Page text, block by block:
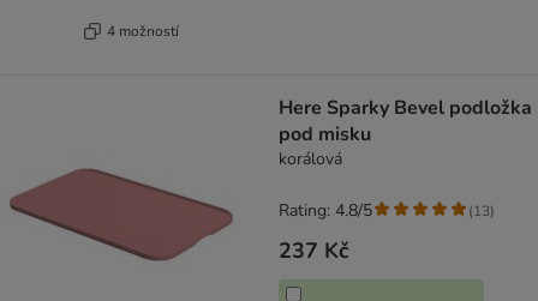
4 možností
Here Sparky Bevel podložka
pod misku
korálová
237 Kč
Rating: 4.8/5 (13)